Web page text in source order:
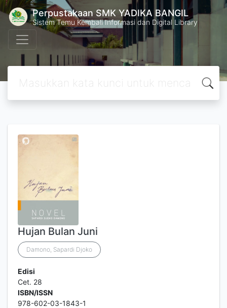
Perpustakaan SMK YADIKA BANGIL
Sistem Temu Kembali Informasi dan Digital Library
Hujan Bulan Juni
Damono, Sapardi Djoko
Edisi
Cet. 28
ISBN/ISSN
978-602-03-1843-1